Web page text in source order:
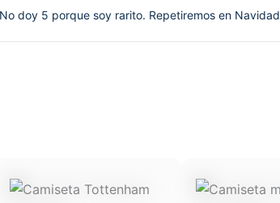
doy 5 porque soy rarito. Repetiremos en